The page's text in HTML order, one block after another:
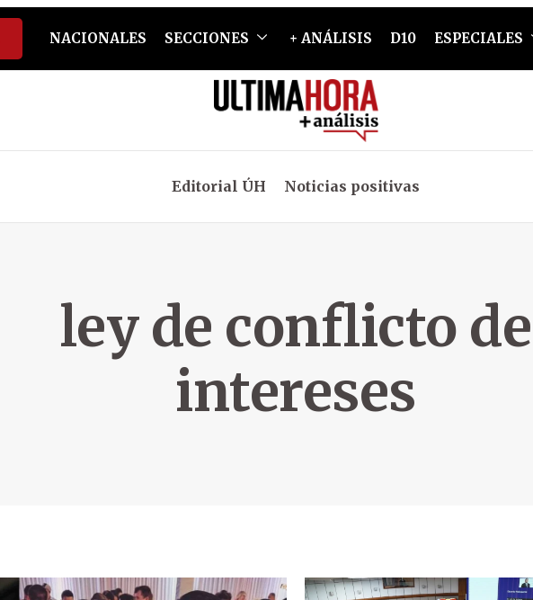
NACIONALES SECCIONES + ANÁLISIS D10 ESPECIALES
Editorial ÚH Noticias positivas
ley de conflicto de
intereses